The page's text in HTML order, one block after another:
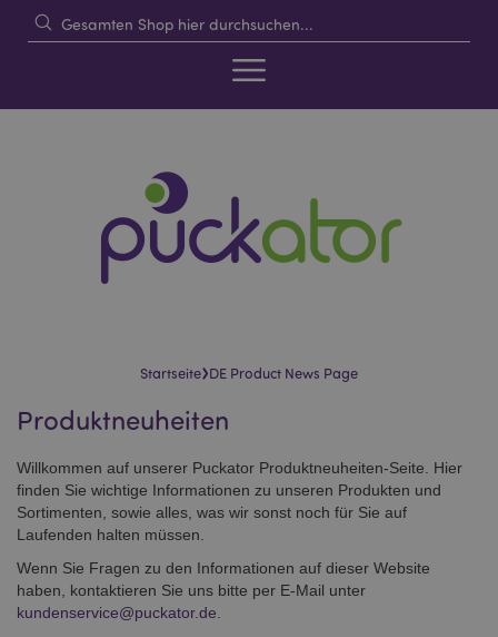
Startseite›DE Product News Page
Produktneuheiten
Willkommen auf unserer Puckator Produktneuheiten-Seite. Hier
finden Sie wichtige Informationen zu unseren Produkten und
Sortimenten, sowie alles, was wir sonst noch für Sie auf
Laufenden halten müssen.
Wenn Sie Fragen zu den Informationen auf dieser Website
haben, kontaktieren Sie uns bitte per E-Mail unter
kundenservice@puckator.de